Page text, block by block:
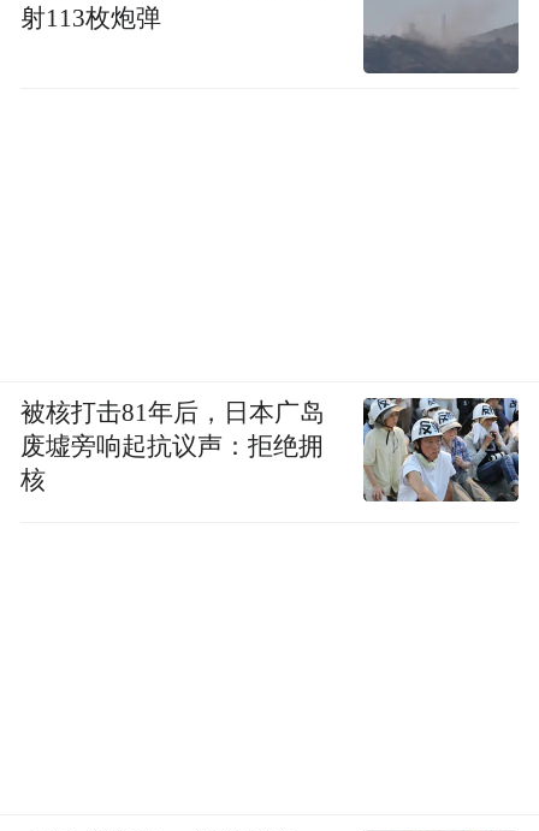
射113枚炮弹
被核打击81年后，日本广岛
废墟旁响起抗议声：拒绝拥
核